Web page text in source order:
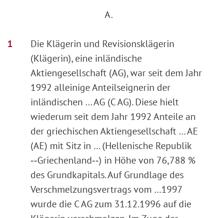
A.
Die Klägerin und Revisionsklägerin
(Klägerin), eine inländische
Aktiengesellschaft (AG), war seit dem Jahr
1992 alleinige Anteilseignerin der
inländischen … AG (C AG). Diese hielt
wiederum seit dem Jahr 1992 Anteile an
der griechischen Aktiengesellschaft … AE
(AE) mit Sitz in … (Hellenische Republik
‑‑Griechenland‑‑) in Höhe von 76,788 %
des Grundkapitals. Auf Grundlage des
Verschmelzungsvertrags vom …1997
wurde die C AG zum 31.12.1996 auf die